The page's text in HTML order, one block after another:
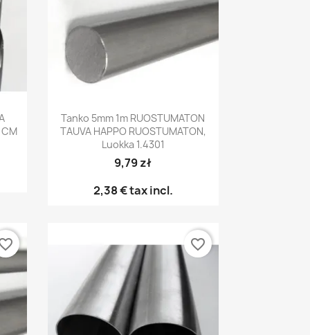
CM
Pikakatselu
Tanko 5mm 1m RUOSTUMATON
TAUVA HAPPO RUOSTUMATON,
Luokka 1.4301
9,79 zł
2,38 €tax incl.
favorite_border